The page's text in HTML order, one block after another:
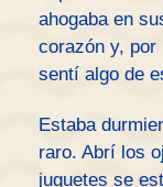
ahogaba en
corazón y, por
sentí algo de
Estaba
raro. Abrí los
juguetes se